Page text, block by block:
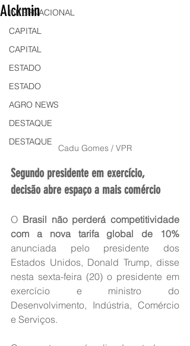
INTERNACIONAL
CAPITAL
CAPITAL
ESTADO
ESTADO
AGRO NEWS
DESTAQUE
DESTAQUE
Alckmin
Cadu Gomes / VPR
Segundo presidente em exercício,
decisão abre espaço a mais comércio
O Brasil não perderá competitividade
com a nova tarifa global de 10%
anunciada pelo presidente dos
Estados Unidos, Donald Trump, disse
nesta sexta-feira (20) o presidente em
exercício e ministro do
Desenvolvimento, Indústria, Comércio
e Serviços.